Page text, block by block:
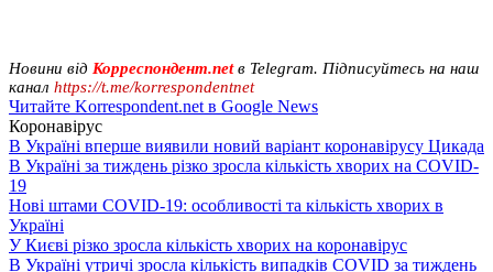
Новини від Корреспондент.netв Telegram. Підписуйтесь на наш
канал https://t.me/korrespondentnet
Читайте Korrespondent.net в Google News
Коронавірус
В Україні вперше виявили новий варіант коронавірусу Цикада
В Україні за тиждень різко зросла кількість хворих на COVID-
19
Нові штами COVID-19: особливості та кількість хворих в
Україні
У Києві різко зросла кількість хворих на коронавірус
В Україні утричі зросла кількість випадків COVID за тиждень